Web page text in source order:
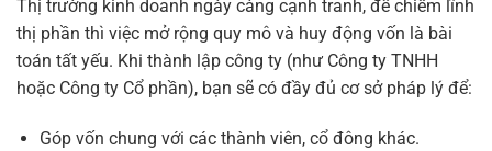
Thị trường kinh doanh ngày càng cạnh tranh, để chiếm lĩnh
thị phần thì việc mở rộng quy mô và huy động vốn là bài
toán tất yếu. Khi thành lập công ty (như Công ty TNHH
hoặc Công ty Cổ phần), bạn sẽ có đầy đủ cơ sở pháp lý để:
Góp vốn chung với các thành viên, cổ đông khác.